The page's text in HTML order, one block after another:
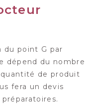
du point G par
dépend du nombre
de produit
fera un devis